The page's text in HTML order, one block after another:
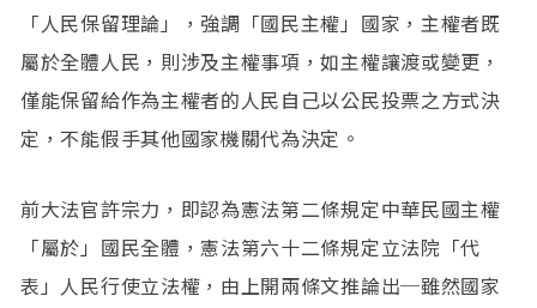
「人民保留理論」，強調「國民主權」國家，主權者既
屬於全體人民，則涉及主權事項，如主權讓渡或變更，
僅能保留給作為主權者的人民自己以公民投票之方式決
定，不能假手其他國家機關代為決定。
前大法官許宗力，即認為憲法第二條規定中華民國主權
「屬於」國民全體，憲法第六十二條規定立法院「代
表」人民行使立法權，由上開兩條文推論出─雖然國家